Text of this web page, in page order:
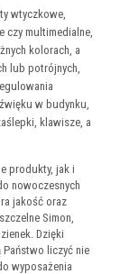
wtyczkowe,
czy multimedialne,
kolorach, a
lub potrójnych,
w budynku,
klawisze, a
produkty, jak i
nowoczesnych
jakość oraz
Simon,
Dzięki
liczyć nie
wyposażenia